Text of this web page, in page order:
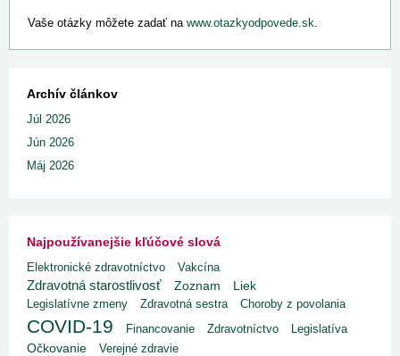
Vaše otázky môžete zadať na www.otazkyodpovede.sk.
Archív článkov
Júl 2026
Jún 2026
Máj 2026
Najpoužívanejšie kľúčové slová
Elektronické zdravotníctvo Vakcína
Zdravotná starostlivosť Zoznam Liek
Legislatívne zmeny Zdravotná sestra Choroby z povolania
COVID-19 Financovanie Zdravotníctvo
Legislatíva
Očkovanie
Verejné zdravie